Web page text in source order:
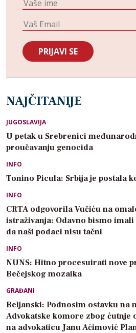
NAJČITANIJE
JUGOSLAVIJA
U petak u Srebrenici
proučavanju genocida
INFO
Tonino Picula: Srbija je postala
INFO
CRTA odgovorila Vučiću na
istraživanja: Odavno bismo
da naši podaci nisu tačni
INFO
NUNS: Hitno procesuirati nove
Bečejskog mozaika
GRAĐANI
Beljanski: Podnosim ostavku na
Advokatske komore zbog ćutnje
na advokaticu Janu Aćimović